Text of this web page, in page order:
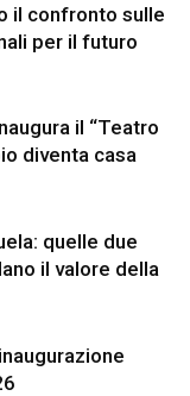
il confronto sulle
per il futuro
il “Teatro
diventa casa
quelle due
il valore della